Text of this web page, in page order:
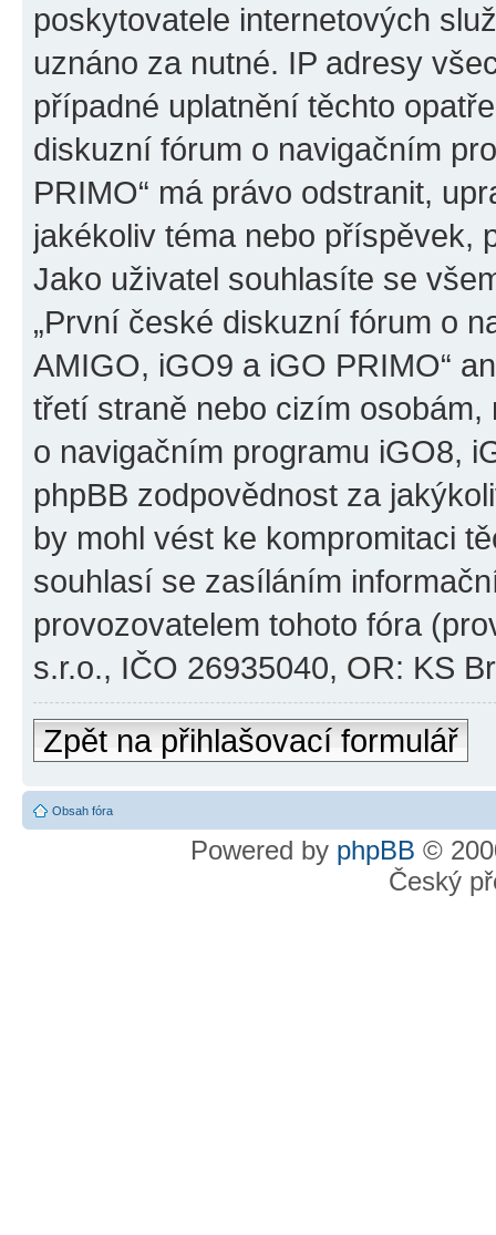
poskytovatele internetových
uznáno za nutné. IP adresy
případné uplatnění těchto
diskuzní fórum o navigačním
PRIMO“ má právo odstranit,
jakékoliv téma nebo příspěvek,
Jako uživatel souhlasíte se
„První české diskuzní fórum o
AMIGO, iGO9 a iGO PRIMO“
třetí straně nebo cizím
o navigačním programu iGO8,
phpBB zodpovědnost za
by mohl vést ke kompromitaci
souhlasí se zasíláním
provozovatelem tohoto fóra
s.r.o., IČO 26935040, OR: KS
Zpět na přihlašovací formulář
Obsah fóra
Powered by phpBB ©
Český